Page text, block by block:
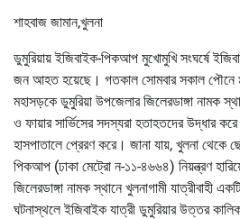
শাহবাজ জামান,খুলনা
ডুমুরিয়ায় ইজিবাইক-পিকআপ মুখোমুখি সংঘর্ষে
জন আহত হয়েছে। গতকাল সোমবার সকাল পৌনে
মহাসড়কে ডুমুরিয়া উপজেলার জিলেরডাঙ্গা নামক
ও ফায়ার সার্ভিসের সদস্যরা হতাহতদের উদ্ধার
হাসপাতালে প্রেরণ করে। জানা যায়, খুলনা থেকে
পিকআপ (ঢাকা মেট্রো ন-১১-৪৬৬৪) নিয়ন্ত্রণ
জিলেরডাঙ্গা নামক স্থানে খুলনাগামী যাত্রীবাহী
ঘটনাস্থলে ইজিবাইক যাত্রী ডুমুরিয়ার উত্তর